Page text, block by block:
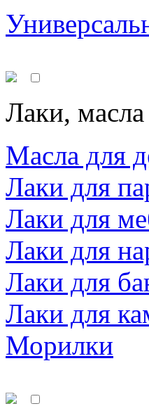
Лаки, масла
Масла для
Лаки для
Лаки для
Лаки для
Лаки для
Лаки для
Морилки